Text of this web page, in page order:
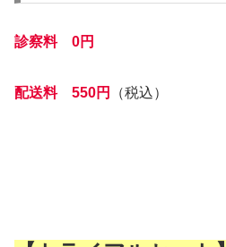
診察料 0円
配送料 550円 （税込）